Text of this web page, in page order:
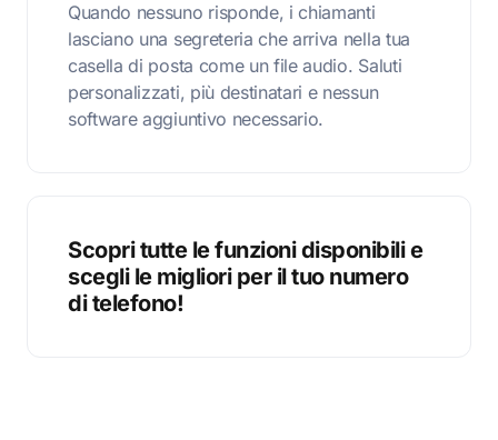
Quando nessuno risponde, i chiamanti
lasciano una segreteria che arriva nella tua
casella di posta come un file audio. Saluti
personalizzati, più destinatari e nessun
software aggiuntivo necessario.
Scopri tutte le funzioni disponibili e
scegli le migliori per il tuo numero
di telefono!